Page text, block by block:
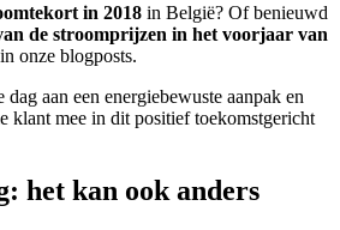
in 2018 in België? Of benieuwd
de stroomprijzen in het voorjaar van
onze blogposts.
dag aan een energiebewuste aanpak en
klant mee in dit positief toekomstgericht
het kan ook anders